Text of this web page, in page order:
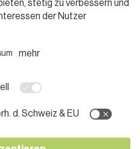
Folge uns